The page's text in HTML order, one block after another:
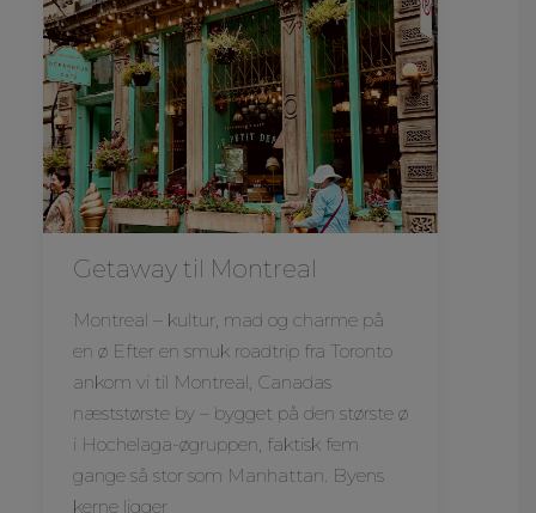
Getaway til Montreal
Montreal – kultur, mad og charme på
en ø Efter en smuk roadtrip fra Toronto
ankom vi til Montreal, Canadas
næststørste by – bygget på den største ø
i Hochelaga-øgruppen, faktisk fem
gange så stor som Manhattan. Byens
kerne ligger